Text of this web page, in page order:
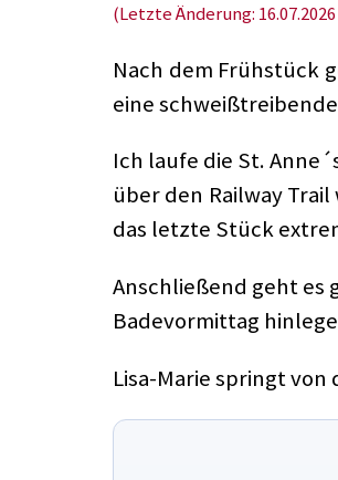
(Letzte Änderung: 16.07.2026
Nach dem Frühstück
eine
Ich laufe die St.
über den Railway
das letzte Stück
Anschließend geht es
Badevormittag
Lisa-Marie springt